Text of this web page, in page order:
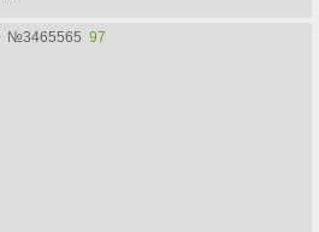
№3465565 97